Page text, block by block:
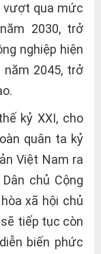
vượt qua mức
2030, trở
nghiệp hiện
năm 2045, trở
kỷ XXI, cho
quân ta kỷ
Việt Nam ra
chủ Cộng
xã hội chủ
tiếp tục còn
biến phức